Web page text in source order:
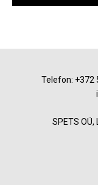
Telefon:
SPETS